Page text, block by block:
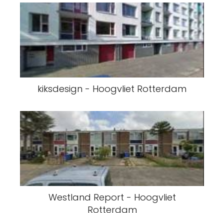
kiksdesign - Hoogvliet Rotterdam
Westland Report - Hoogvliet
Rotterdam